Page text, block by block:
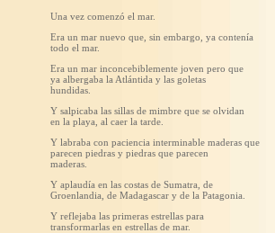
Una vez comenzó el mar.
Era un mar nuevo que, sin embargo, ya contenía
todo el mar.
Era un mar inconcebiblemente joven pero que
ya albergaba la Atlántida y las goletas
hundidas.
Y salpicaba las sillas de mimbre que se olvidan
en la playa, al caer la tarde.
Y labraba con paciencia interminable maderas que
parecen piedras y piedras que parecen
maderas.
Y aplaudía en las costas de Sumatra, de
Groenlandia, de Madagascar y de la Patagonia.
Y reflejaba las primeras estrellas para
transformarlas en estrellas de mar.